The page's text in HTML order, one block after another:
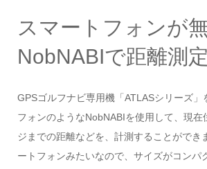
スマートフォンが
NobNABIで距離測定
GPSゴルフナビ専用機「ATLASシリーズ」
フォンのようなNobNABIを使用して、現在
ジまでの距離などを、計測することができ
ートフォンみたいなので、サイズがコンパ